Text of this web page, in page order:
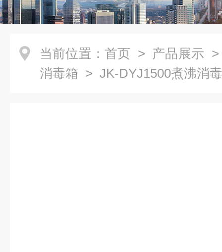
当前位置： 首页 > 产品展示
消毒箱 > JK-DYJ1500煮沸消